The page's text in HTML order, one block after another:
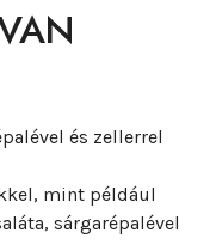
és zellerrel
mint például
sárgarépalével